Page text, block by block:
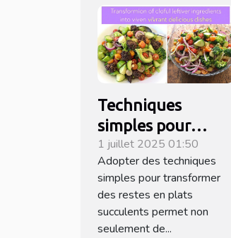
Techniques
simples pour
transformer des
restes en plats
succulents
1 juillet 2025 01:50
Adopter des techniques
simples pour transformer
des restes en plats
succulents permet non
seulement de...